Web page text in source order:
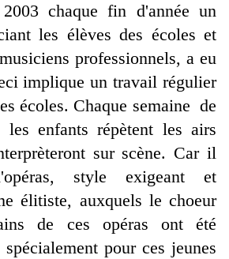
chaque fin d'année un
les élèves des écoles et
professionnels, a eu
implique un travail régulier
écoles. Chaque semaine de
les enfants répètent les airs
sur scène. Car il
style exigeant et
élitiste, auxquels le choeur
de ces opéras ont été
pour ces jeunes